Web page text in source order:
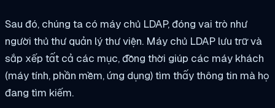
Sau đó, chúng ta có máy chủ LDAP, đóng vai trò như
người thủ thư quản lý thư viện. Máy chủ LDAP lưu trữ và
sắp xếp tất cả các mục, đồng thời giúp các máy khách
(máy tính, phần mềm, ứng dụng) tìm thấy thông tin mà họ
đang tìm kiếm.